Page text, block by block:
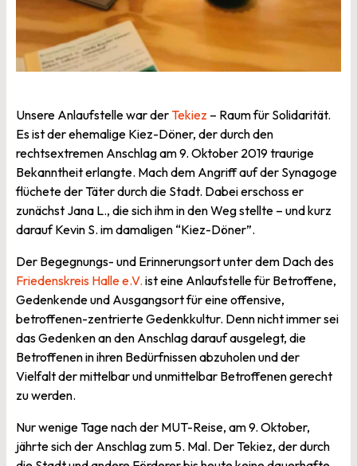
Unsere Anlaufstelle war der Tekiez – Raum für Solidarität.
Es ist der ehemalige Kiez-Döner, der durch den
rechtsextremen Anschlag am 9. Oktober 2019 traurige
Bekanntheit erlangte. Mach dem Angriff auf der Synagoge
flüchete der Täter durch die Stadt. Dabei erschoss er
zunächst Jana L., die sich ihm in den Weg stellte – und kurz
darauf Kevin S. im damaligen “Kiez-Döner”.
Der Begegnungs- und Erinnerungsort unter dem Dach des
Friedenskreis Halle e.V. ist eine Anlaufstelle für Betroffene,
Gedenkende und Ausgangsort für eine offensive,
betroffenen-zentrierte Gedenkkultur. Denn nicht immer sei
das Gedenken an den Anschlag darauf ausgelegt, die
Betroffenen in ihren Bedürfnissen abzuholen und der
Vielfalt der mittelbar und unmittelbar Betroffenen gerecht
zu werden.
Nur wenige Tage nach der MUT-Reise, am 9. Oktober,
jährte sich der Anschlag zum 5. Mal. Der Tekiez, der durch